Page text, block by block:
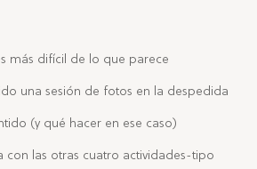
más difícil de lo que parece
una sesión de fotos en la despedida
(y qué hacer en ese caso)
con las otras cuatro actividades-tipo